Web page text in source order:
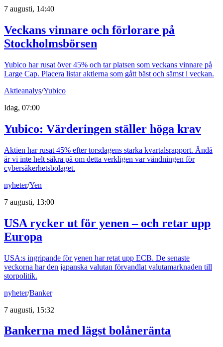
7 augusti, 14:40
Veckans vinnare och förlorare på
Stockholmsbörsen
Yubico har rusat över 45% och tar platsen som veckans vinnare på
Large Cap. Placera listar aktierna som gått bäst och sämst i veckan.
Aktieanalys/Yubico
Idag, 07:00
Yubico: Värderingen ställer höga krav
Aktien har rusat 45% efter torsdagens starka kvartalsrapport. Ändå
är vi inte helt säkra på om detta verkligen var vändningen för
cybersäkerhetsbolaget.
nyheter/Yen
7 augusti, 13:00
USA rycker ut för yenen – och retar upp
Europa
USA:s ingripande för yenen har retat upp ECB. De senaste
veckorna har den japanska valutan förvandlat valutamarknaden till
storpolitik.
nyheter/Banker
7 augusti, 15:32
Bankerna med lägst bolåneränta